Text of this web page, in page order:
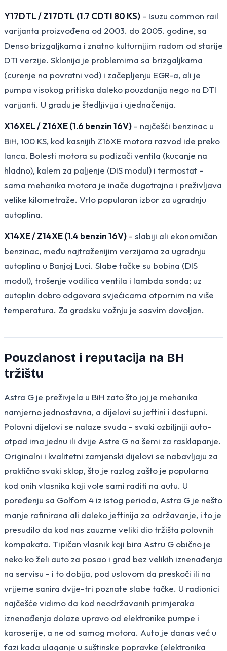
Y17DTL / Z17DTL (1.7 CDTI 80 KS) - Isuzu common rail
varijanta proizvođena od 2003. do 2005. godine, sa
Denso brizgaljkama i znatno kulturnijim radom od starije
DTI verzije. Sklonija je problemima sa brizgaljkama
(curenje na povratni vod) i začepljenju EGR-a, ali je
pumpa visokog pritiska daleko pouzdanija nego na DTI
varijanti. U gradu je štedljivija i ujednačenija.
X16XEL / Z16XE (1.6 benzin 16V) - najčešći benzinac u
BiH, 100 KS, kod kasnijih Z16XE motora razvod ide preko
lanca. Bolesti motora su podizači ventila (kucanje na
hladno), kalem za paljenje (DIS modul) i termostat -
sama mehanika motora je inače dugotrajna i preživljava
velike kilometraže. Vrlo popularan izbor za ugradnju
autoplina.
X14XE / Z14XE (1.4 benzin 16V) - slabiji ali ekonomičan
benzinac, među najtraženijim verzijama za ugradnju
autoplina u Banjoj Luci. Slabe tačke su bobina (DIS
modul), trošenje vodilica ventila i lambda sonda; uz
autoplin dobro odgovara svjećicama otpornim na više
temperatura. Za gradsku vožnju je sasvim dovoljan.
Pouzdanost i reputacija na BH
tržištu
Astra G je preživjela u BiH zato što joj je mehanika
namjerno jednostavna, a dijelovi su jeftini i dostupni.
Polovni dijelovi se nalaze svuda - svaki ozbiljniji auto-
otpad ima jednu ili dvije Astre G na šemi za rasklapanje.
Originalni i kvalitetni zamjenski dijelovi se nabavljaju za
praktično svaki sklop, što je razlog zašto je popularna
kod onih vlasnika koji vole sami raditi na autu. U
poređenju sa Golfom 4 iz istog perioda, Astra G je nešto
manje rafinirana ali daleko jeftinija za održavanje, i to je
presudilo da kod nas zauzme veliki dio tržišta polovnih
kompakata. Tipičan vlasnik koji bira Astru G obično je
neko ko želi auto za posao i grad bez velikih iznenađenja
na servisu - i to dobija, pod uslovom da preskoči ili na
vrijeme sanira dvije-tri poznate slabe tačke. U radionici
najčešće vidimo da kod neodržavanih primjeraka
iznenađenja dolaze upravo od elektronike pumpe i
karoserije, a ne od samog motora. Auto je danas već u
fazi kada ulaganje u suštinske popravke (elektronika